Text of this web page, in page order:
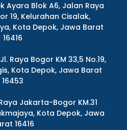
Ayara Blok A6, Jalan Raya
19, Kelurahan Cisalak,
Kota Depok, Jawa Barat
16416
Raya Bogor KM 33,5 No.19,
Kota Depok, Jawa Barat
16453
Jakarta-Bogor KM.31
Kota Depok, Jawa
16416